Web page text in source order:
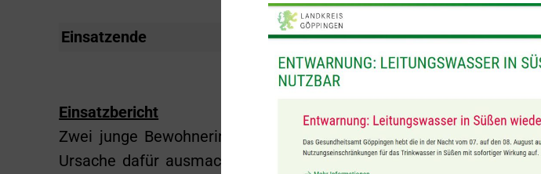
Einsatzende 22:01 Uhr
Einsatzbericht
Zwei junge Bewohnerinnen einer Wohnung in der
Ursache dafür ausmachen. Gegen 21:40 Uhr wählten sie